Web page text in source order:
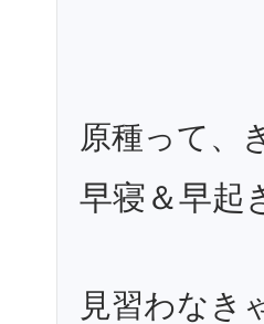
原種って、
早寝＆早起
見習わなき